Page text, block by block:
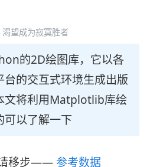
望成为寂寞胜者
的2D绘图库，它以各
的交互式环境生成出版
文将利用Matplotlib库绘
可以了解一下
请移步—— 参考数据